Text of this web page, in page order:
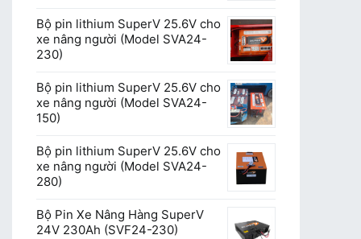
Bộ pin lithium SuperV 25.6V cho
xe nâng người (Model SVA24-
230)
Bộ pin lithium SuperV 25.6V cho
xe nâng người (Model SVA24-
150)
Bộ pin lithium SuperV 25.6V cho
xe nâng người (Model SVA24-
280)
Bộ Pin Xe Nâng Hàng SuperV
24V 230Ah (SVF24-230)